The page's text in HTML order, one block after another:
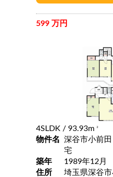
599 万円
4SLDK / 93.93m 2
物件名
深谷市小前
宅
築年
1989年12月
住所
埼玉県深谷市